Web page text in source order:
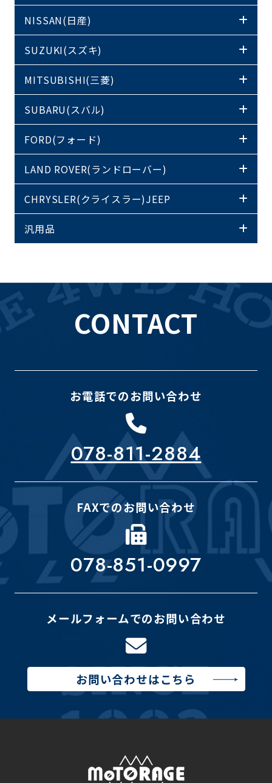
NISSAN(日産)
SUZUKI(スズキ)
MITSUBISHI(三菱)
SUBARU(スバル)
FORD(フォード)
LAND ROVER(ランドローバー)
CHRYSLER(クライスラー)JEEP
汎用品
CONTACT
お電話でのお問い合わせ
078-811-2884
FAXでのお問い合わせ
078-851-0997
メールフォームでのお問い合わせ
お問い合わせはこちら